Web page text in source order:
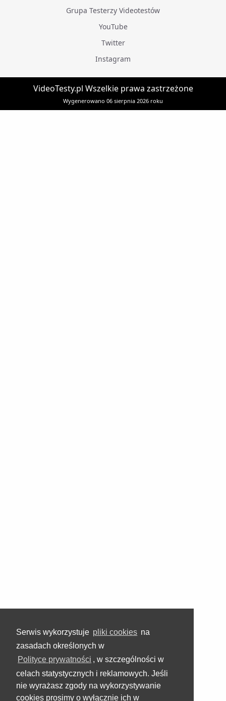
Serwis wykorzystuje pliki cookies na
zasadach określonych w
Polityce prywatności , w szczególności w
celach statystycznych i reklamowych. Jeśli
nie wyrażasz zgody na wykorzystywanie
cookies prosimy o wyłącznie ich w
Grupa Testerzy Videotestów
YouTube
Twitter
Instagram
VideoTesty.pl Wszelkie prawa zastrzeżone
Wygenerowano 06 sierpnia 2026 roku